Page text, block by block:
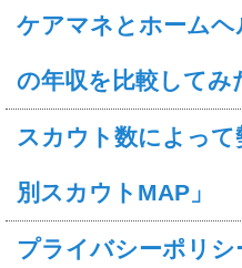
ケアマネとホームヘ
の年収を比較してみ
スカウト数によっ
別スカウトMAP」
プライバシーポリシ